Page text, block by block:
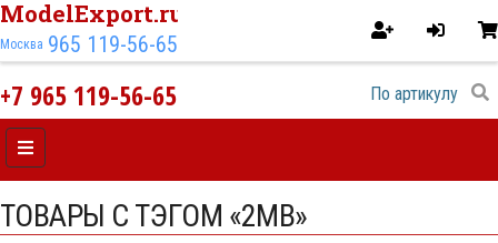
ModelExport.ru
Москва 965 119-56-65
+7 965 119-56-65
ТОВАРЫ С ТЭГОМ «2МВ»